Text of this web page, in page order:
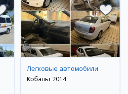
Легковые автомобили
Кобальт 2014